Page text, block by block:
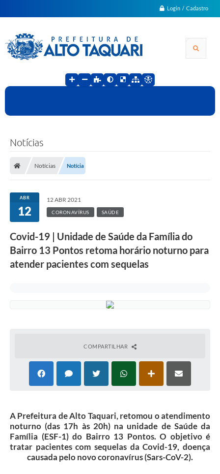
Login / Cadastro
Notícias
Notícias Notícia
ABR
12
12 ABR 2021
CORONAVÍRUS SAÚDE
Covid-19 | Unidade de Saúde da Família do
Bairro 13 Pontos retoma horário noturno para
atender pacientes com sequelas
COMPARTILHAR
A Prefeitura de Alto Taquari, retomou o atendimento
noturno (das 17h às 20h) na unidade de Saúde da
Família (ESF-1) do Bairro 13 Pontos. O objetivo é
tratar pacientes com sequelas da Covid-19, doença
causada pelo novo coronavírus (Sars-CoV-2).